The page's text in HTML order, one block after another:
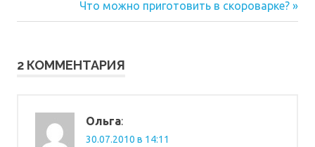
записям
Следующая
запись:
Что можно приготовить в скороварке?
2 КОММЕНТАРИЯ
Ольга:
30.07.2010 в 14:11